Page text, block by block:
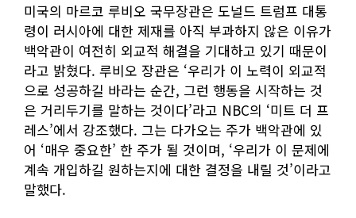
미국의 마르코 루비오 국무장관은 도널드 트럼프 대통
령이 러시아에 대한 제재를 아직 부과하지 않은 이유가
백악관이 여전히 외교적 해결을 기대하고 있기 때문이
라고 밝혔다. 루비오 장관은 ‘우리가 이 노력이 외교적
으로 성공하길 바라는 순간, 그런 행동을 시작하는 것
은 거리두기를 말하는 것이다’라고 NBC의 ‘미트 더 프
레스’에서 강조했다. 그는 다가오는 주가 백악관에 있
어 ‘매우 중요한’ 한 주가 될 것이며, ‘우리가 이 문제에
계속 개입하길 원하는지에 대한 결정을 내릴 것’이라고
말했다.